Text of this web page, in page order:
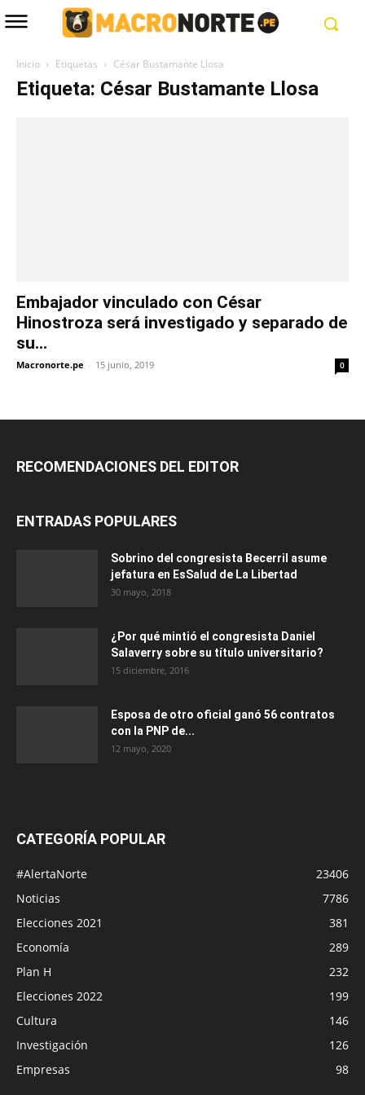
Inicio Etiquetas César Bustamante Llosa
Etiqueta: César Bustamante Llosa
Embajador vinculado con César
Hinostroza será investigado y separado de
su...
Macronorte.pe - 15 junio, 2019 0
RECOMENDACIONES DEL EDITOR
ENTRADAS POPULARES
Sobrino del congresista Becerril asume
jefatura en EsSalud de La Libertad
30 mayo, 2018
¿Por qué mintió el congresista Daniel
Salaverry sobre su título universitario?
15 diciembre, 2016
Esposa de otro oficial ganó 56 contratos
con la PNP de...
12 mayo, 2020
CATEGORÍA POPULAR
#AlertaNorte
23406
Noticias
7786
Elecciones 2021
381
Economía
289
Plan H
232
Elecciones 2022
199
Cultura
146
Investigación
126
Empresas
98